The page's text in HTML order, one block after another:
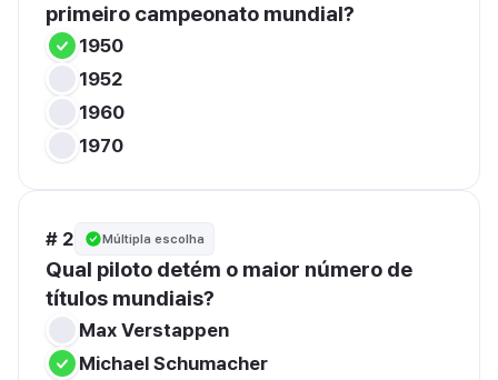
primeiro campeonato mundial?
1950
1952
1960
1970
# 2 Múltipla escolha
Qual piloto detém o maior número de
títulos mundiais?
Max Verstappen
Michael Schumacher